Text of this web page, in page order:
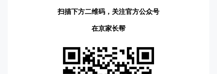
扫描下方二维码，关注官方公众号
在京家长帮